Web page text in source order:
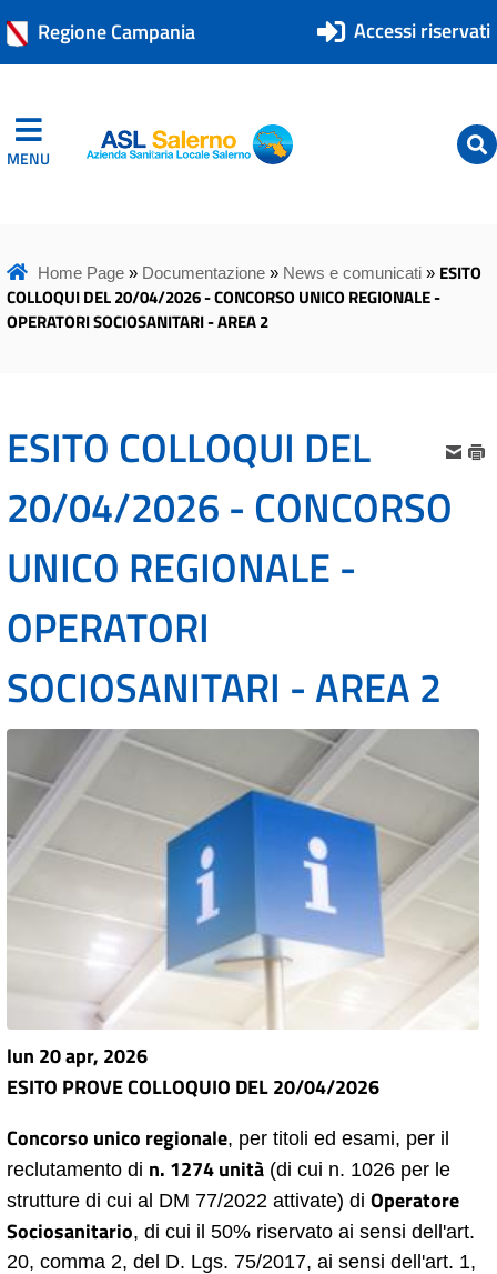
Regione Campania Accessi riservati
MENU ASL Salerno
ASL Salerno
Home Page» Documentazione» News e comunicati» ESITO
COLLOQUI DEL 20/04/2026 - CONCORSO UNICO REGIONALE -
OPERATORI SOCIOSANITARI - AREA 2
ESITO COLLOQUI DEL
20/04/2026 - CONCORSO
UNICO REGIONALE -
OPERATORI
SOCIOSANITARI - AREA 2
lun 20 apr, 2026
ESITO PROVE COLLOQUIO DEL 20/04/2026
Concorso unico regionale, per titoli ed esami, per il
reclutamento di n. 1274 unità (di cui n. 1026 per le
strutture di cui al DM 77/2022 attivate) di Operatore
Sociosanitario, di cui il 50% riservato ai sensi dell'art.
20, comma 2, del D. Lgs. 75/2017, ai sensi dell'art. 1,